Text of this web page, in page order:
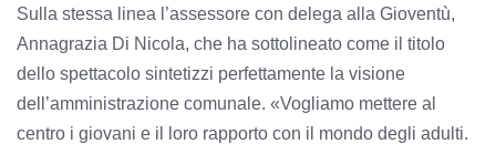
Sulla stessa linea l’assessore con delega alla Gioventù,
Annagrazia Di Nicola, che ha sottolineato come il titolo
dello spettacolo sintetizzi perfettamente la visione
dell’amministrazione comunale. «Vogliamo mettere al
centro i giovani e il loro rapporto con il mondo degli adulti.